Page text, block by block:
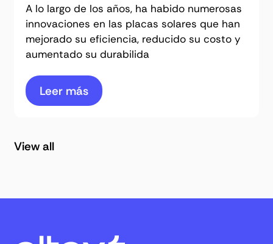
A lo largo de los años, ha habido numerosas
innovaciones en las placas solares que han
mejorado su eficiencia, reducido su costo y
aumentado su durabilida
Leer más
View all